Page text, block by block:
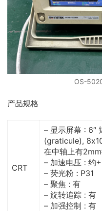
OS-
产品规格
CRT
– 显示屏幕 : 6″
(graticule),
在中轴上有
– 加速电压 : 约
– 荧光粉 : P31
– 聚焦 : 有
– 旋转追踪 : 有
– 加强控制 : 有